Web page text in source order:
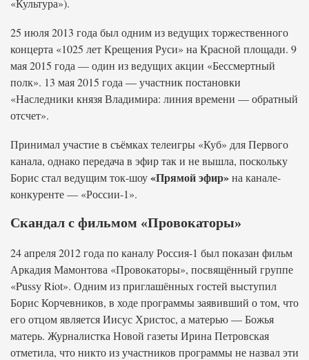
«Культура»).
25 июля 2013 года был одним из ведущих торжественного
концерта «1025 лет Крещения Руси» на Красной площади. 9
мая 2015 года — один из ведущих акции «Бессмертный
полк». 13 мая 2015 года — участник постановки
«Наследники князя Владимира: линия времени — обратный
отсчет».
Принимал участие в съёмках телеигры «Куб» для Первого
канала, однако передача в эфир так и не вышла, поскольку
Борис стал ведущим ток-шоу«Прямой эфир»на канале-
конкуренте — «России-1».
Скандал с фильмом «Провокаторы»
24 апреля 2012 года по каналу Россия-1 был показан фильм
Аркадия Мамонтова «Провокаторы», посвящённый группе
«Pussy Riot». Одним из приглашённых гостей выступил
Борис Корчевников, в ходе программы заявивший о том, что
его отцом является Иисус Христос, а матерью — Божья
матерь. Журналистка Новой газеты Ирина Петровская
отметила, что никто из участников программы не назвал эти